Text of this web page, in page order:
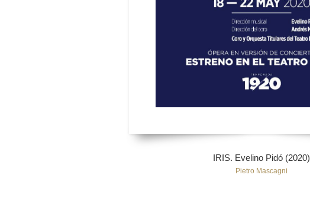
IRIS. Evelino Pidó (2020)
Pietro Mascagni